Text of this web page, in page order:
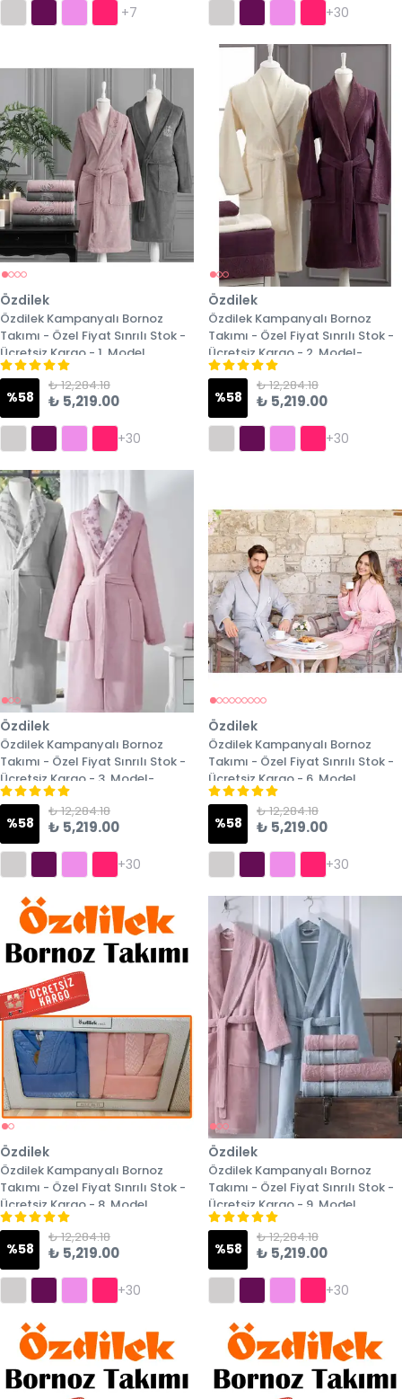
+7 +30
Özdilek
Özdilek Kampanyalı Bornoz
Takımı - Özel Fiyat Sınrılı Stok -
Ücretsiz Kargo - 1. Model
%58
₺ 12,284.18
₺ 5,219.00
+30
Özdilek
Özdilek Kampanyalı Bornoz
Takımı - Özel Fiyat Sınrılı Stok -
Ücretsiz Kargo - 2. Model-
%58
₺ 12,284.18
₺ 5,219.00
+30
Özdilek
Özdilek Kampanyalı Bornoz
Takımı - Özel Fiyat Sınrılı Stok -
Ücretsiz Kargo - 3. Model-
%58
₺ 12,284.18
₺ 5,219.00
+30
Özdilek
Özdilek Kampanyalı Bornoz
Takımı - Özel Fiyat Sınrılı Stok -
Ücretsiz Kargo - 6. Model
%58
₺ 12,284.18
₺ 5,219.00
+30
Özdilek
Özdilek Kampanyalı Bornoz
Takımı - Özel Fiyat Sınrılı Stok -
Ücretsiz Kargo - 8. Model
%58
₺ 12,284.18
₺ 5,219.00
+30
Özdilek
Özdilek Kampanyalı Bornoz
Takımı - Özel Fiyat Sınrılı Stok -
Ücretsiz Kargo - 9. Model
%58
₺ 12,284.18
₺ 5,219.00
+30